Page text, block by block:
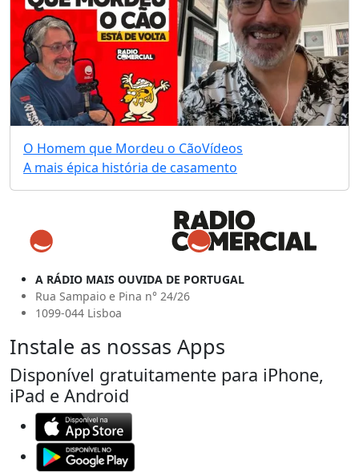
O Homem que Mordeu o CãoVídeos
A mais épica história de casamento
A RÁDIO MAIS OUVIDA DE PORTUGAL
Rua Sampaio e Pina n° 24/26
1099-044 Lisboa
Instale as nossas Apps
Disponível gratuitamente para iPhone,
iPad e Android